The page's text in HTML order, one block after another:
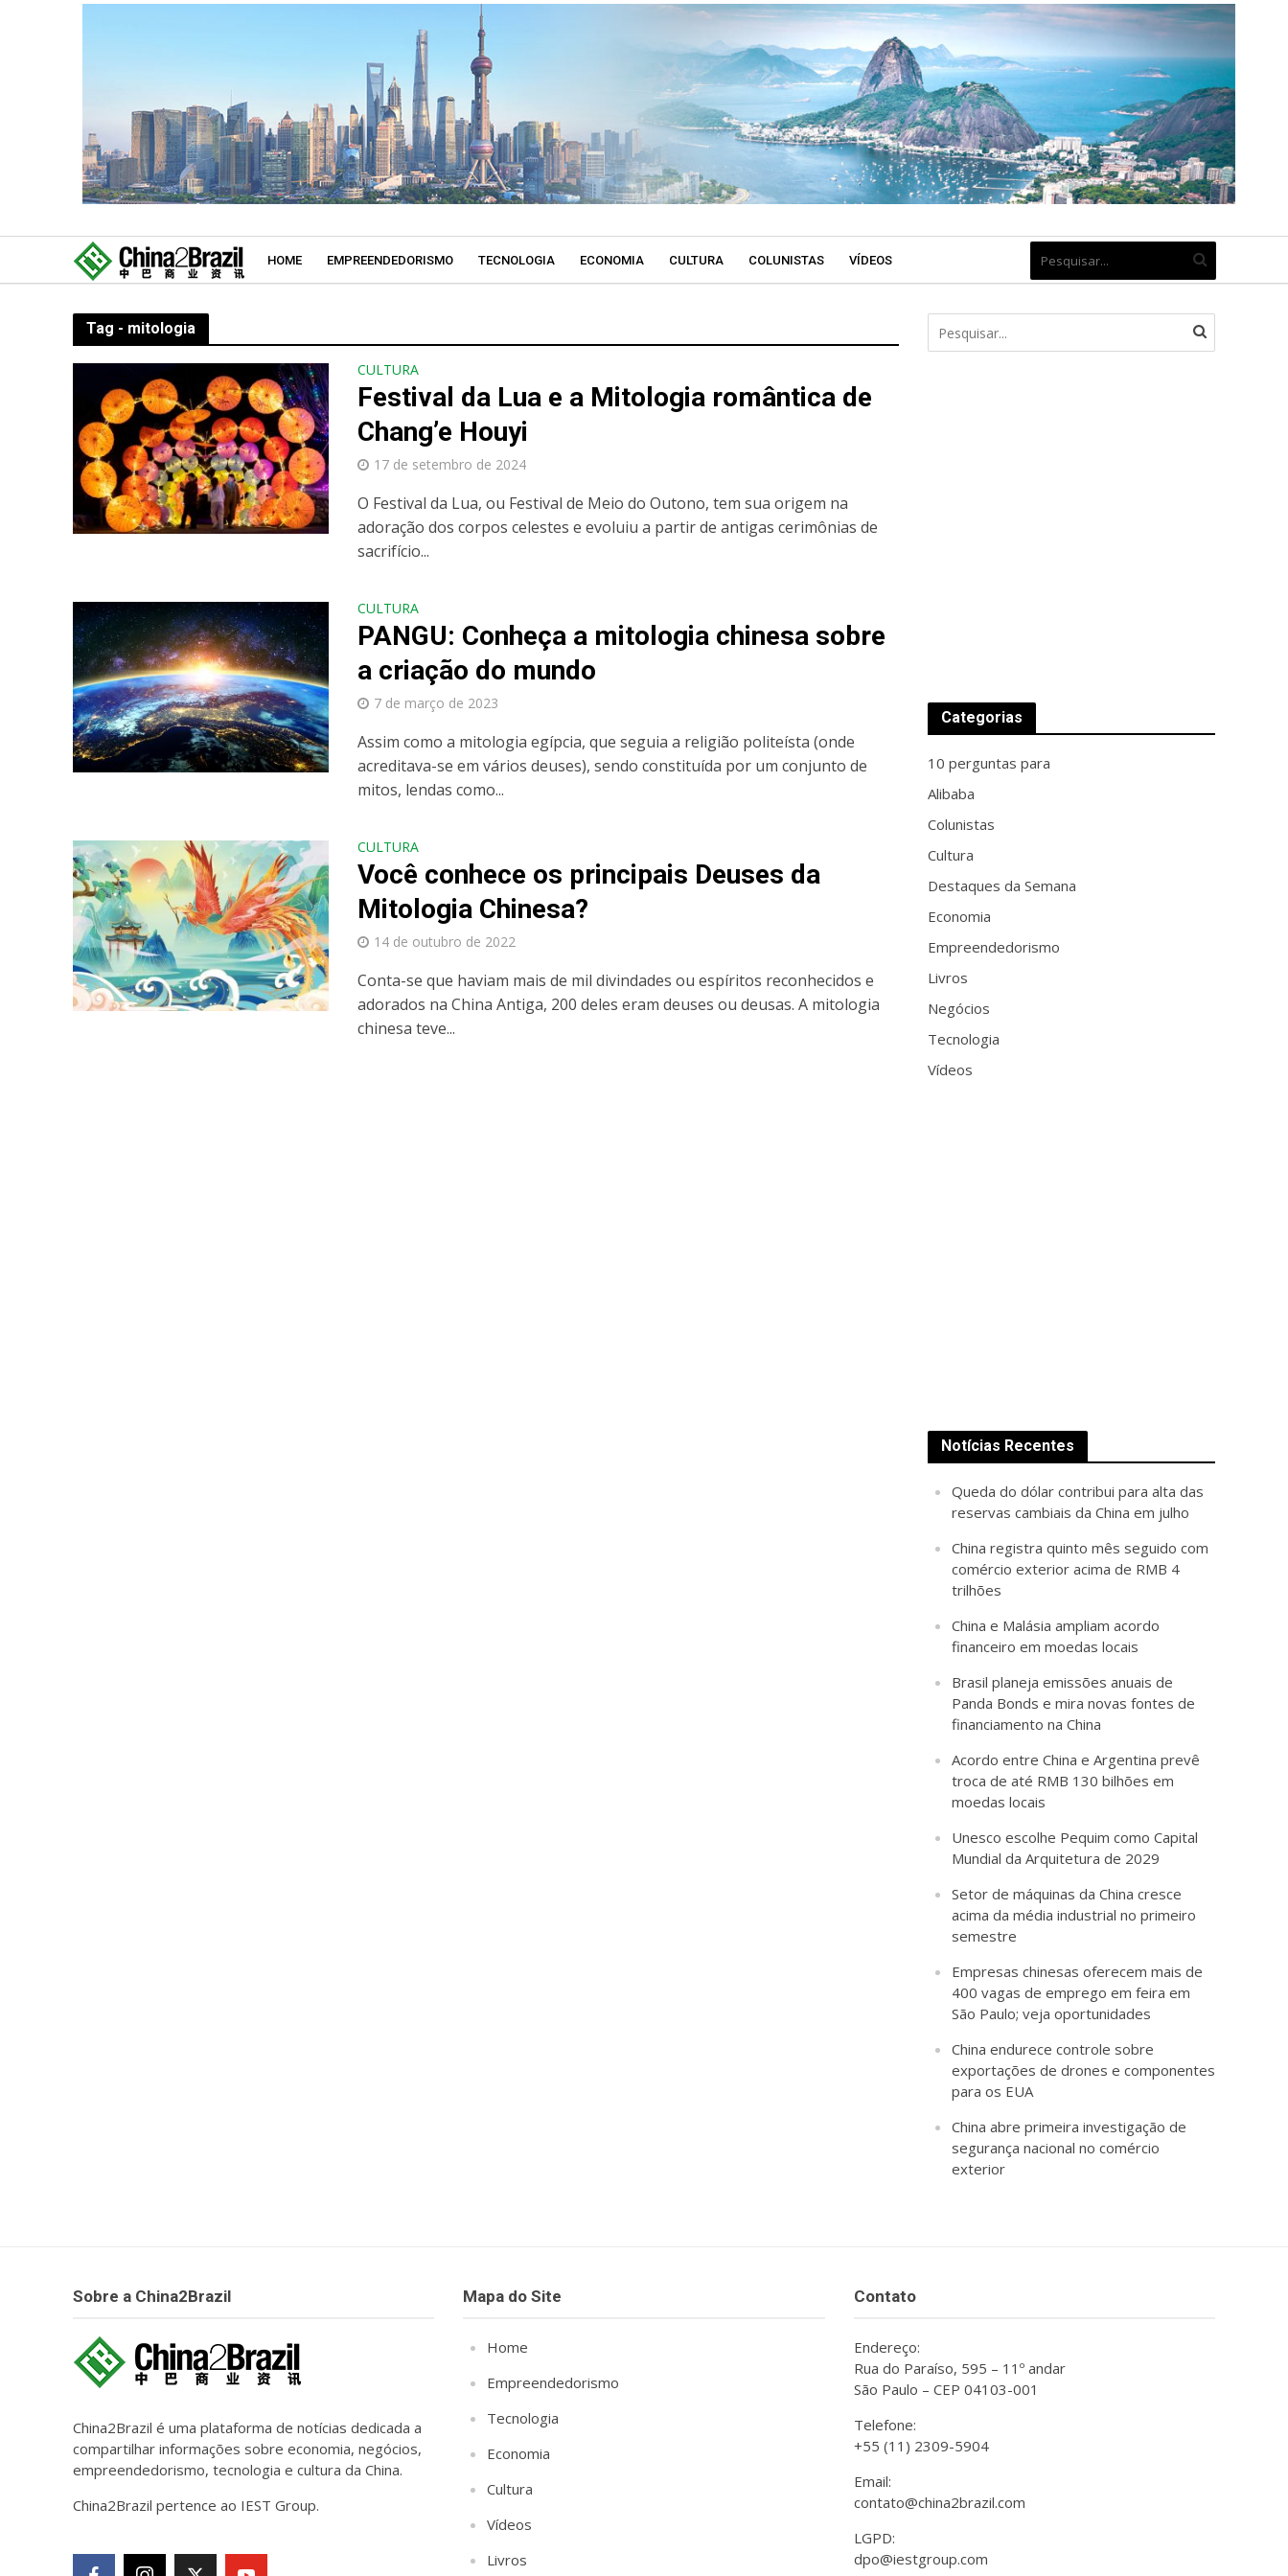
HOME EMPREENDEDORISMO TECNOLOGIA ECONOMIA CULTURA COLUNISTAS VÍDEOS
Tag - mitologia
CULTURA
Festival da Lua e a Mitologia romântica de
Chang’e Houyi
17 de setembro de 2024
O Festival da Lua, ou Festival de Meio do Outono, tem sua origem na
adoração dos corpos celestes e evoluiu a partir de antigas cerimônias de
sacrifício...
CULTURA
PANGU: Conheça a mitologia chinesa sobre
a criação do mundo
7 de março de 2023
Assim como a mitologia egípcia, que seguia a religião politeísta (onde
acreditava-se em vários deuses), sendo constituída por um conjunto de
mitos, lendas como...
CULTURA
Você conhece os principais Deuses da
Mitologia Chinesa?
14 de outubro de 2022
Conta-se que haviam mais de mil divindades ou espíritos reconhecidos e
adorados na China Antiga, 200 deles eram deuses ou deusas. A mitologia
chinesa teve...
Categorias
10 perguntas para
Alibaba
Colunistas
Cultura
Destaques da Semana
Economia
Empreendedorismo
Livros
Negócios
Tecnologia
Vídeos
Notícias Recentes
Queda do dólar contribui para alta das
reservas cambiais da China em julho
China registra quinto mês seguido com
comércio exterior acima de RMB 4
trilhões
China e Malásia ampliam acordo
financeiro em moedas locais
Brasil planeja emissões anuais de
Panda Bonds e mira novas fontes de
financiamento na China
Acordo entre China e Argentina prevê
troca de até RMB 130 bilhões em
moedas locais
Unesco escolhe Pequim como Capital
Mundial da Arquitetura de 2029
Setor de máquinas da China cresce
acima da média industrial no primeiro
semestre
Empresas chinesas oferecem mais de
400 vagas de emprego em feira em
São Paulo; veja oportunidades
China endurece controle sobre
exportações de drones e componentes
para os EUA
China abre primeira investigação de
segurança nacional no comércio
exterior
Sobre a China2Brazil
China2Brazil é uma plataforma de notícias dedicada a
compartilhar informações sobre economia, negócios,
empreendedorismo, tecnologia e cultura da China.
China2Brazil pertence ao IEST Group.
Mapa do Site
Home
Empreendedorismo
Tecnologia
Economia
Cultura
Vídeos
Livros
Contato
Endereço:
Rua do Paraíso, 595 – 11º andar
São Paulo – CEP 04103-001
Telefone:
+55 (11) 2309-5904
Email:
contato@china2brazil.com
LGPD:
dpo@iestgroup.com